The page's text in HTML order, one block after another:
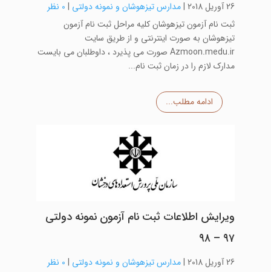
26 آوریل 2018 |مدارس تیزهوشان و نمونه دولتی | 0 نظر
ثبت نام آزمون تیزهوشان کلیه مراحل ثبت نام آزمون
تیزهوشان به صورت اینترنتی و از طریق سایت
Azmoon.medu.ir صورت می پذیرد ، داوطلبان می بایست
مدارک لازم را در زمان ثبت نام...
ادامه مطلب...
ویرایش اطلاعات ثبت نام آزمون نمونه دولتی
۹۷ – ۹۸
26 آوریل 2018 |مدارس تیزهوشان و نمونه دولتی | 0 نظر